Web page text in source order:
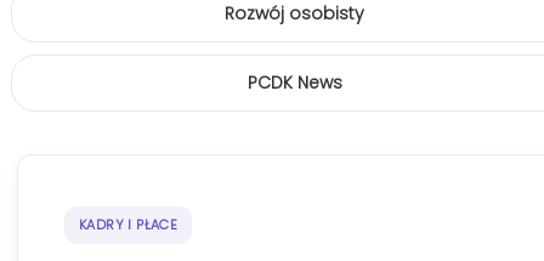
Rozwój osobisty
PCDK News
KADRY I PŁACE